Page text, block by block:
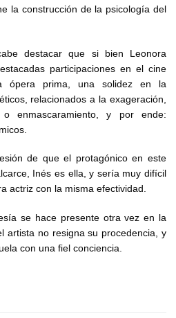
la construcción de la psicología del
destacar que si bien Leonora
participaciones en el cine
ópera prima, una solidez en la
relacionados a la exageración,
o enmascaramiento, y por ende:
de que el protagónico en este
Inés es ella, y sería muy difícil
actriz con la misma efectividad.
se hace presente otra vez en la
artista no resigna su procedencia, y
con una fiel conciencia.